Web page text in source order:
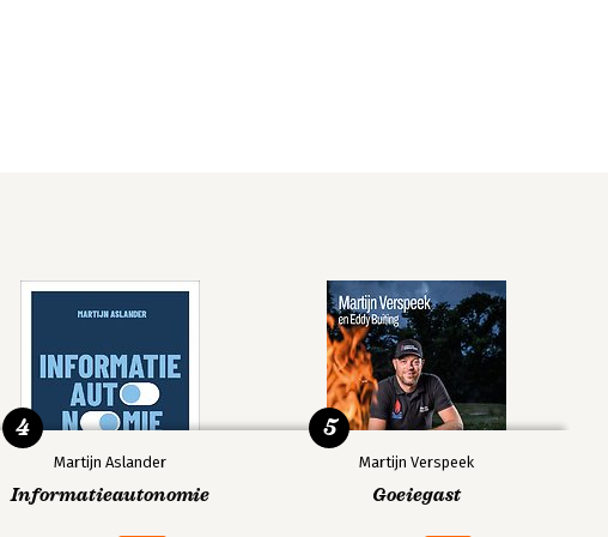
Martijn Aslander
Informatieautonomie
4
Martijn Verspeek
Goeiegast
5